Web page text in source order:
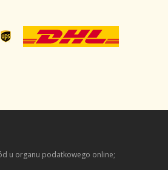
u organu podatkowego online;